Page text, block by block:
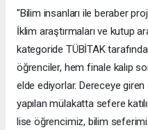
"Bilim insanları ile beraber
İklim araştırmaları ve kutup
kategoride TÜBİTAK
öğrenciler, hem finale kalıp
elde ediyorlar. Dereceye
yapılan mülakatta sefere
lise öğrencimiz, bilim